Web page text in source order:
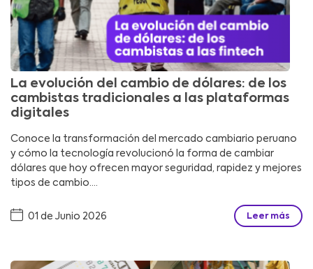
La evolución del cambio de dólares: de los
cambistas tradicionales a las plataformas
digitales
Conoce la transformación del mercado cambiario peruano
y cómo la tecnología revolucionó la forma de cambiar
dólares que hoy ofrecen mayor seguridad, rapidez y mejores
tipos de cambio....
01 de Junio 2026 Leer más